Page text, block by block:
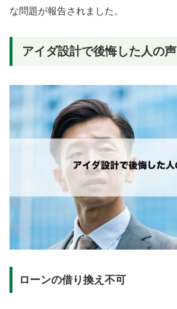
な問題が報告されました。
アイダ設計で後悔した人の声
ローンの借り換え不可